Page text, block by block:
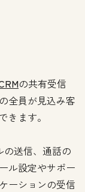
の共有受信
全員が見込み客
きます。
の送信、通話の
ル設定やサポー
ーションの受信